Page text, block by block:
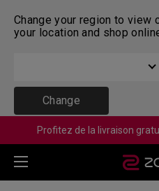
Change your region to view
your location and shop
Change
Profitez de la livraison